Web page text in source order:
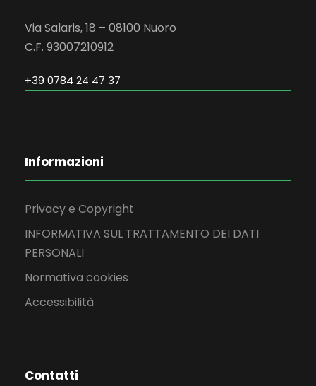
Via Salaris, 18 – 08100 Nuoro
C.F. 93007210912
+39 0784 24 47 37
Informazioni
Privacy e Copyright
INFORMATIVA SUL TRATTAMENTO DEI DATI
PERSONALI
Normativa cookies
Accessibilità
Contatti